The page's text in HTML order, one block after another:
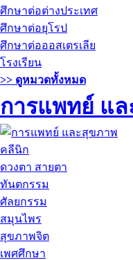
ศึกษาต่อต่างประเทศ
ศึกษาต่อยุโรป
ศึกษาต่อออสเตรเลีย
โรงเรียน
>> ดูหมวดทั้งหมด
การแพทย์ แ
คลีนิก
ดวงตา สายตา
ทันตกรรม
ศัลยกรรม
สมุนไพร
สุขภาพจิต
เพศศึกษา